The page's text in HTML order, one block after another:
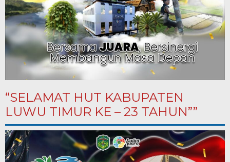
“SELAMAT HUT KABUPATEN
LUWU TIMUR KE – 23 TAHUN””